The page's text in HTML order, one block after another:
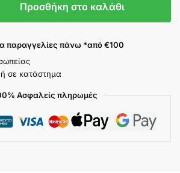
Προσθήκη στο καλάθι
παραγγελίες πάνω *από €100
σε κατάστημα
Ασφαλείς πληρωμές